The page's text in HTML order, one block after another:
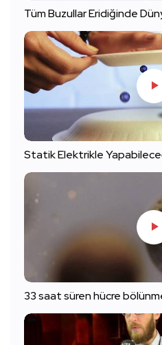
Tüm Buzullar Eridiğinde
Statik Elektrikle
33 saat süren hücre